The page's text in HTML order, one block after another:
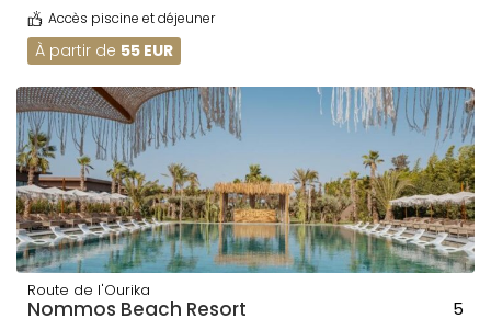
Accès piscine et déjeuner
À partir de 55 EUR
Route de l'Ourika
Nommos Beach Resort 5